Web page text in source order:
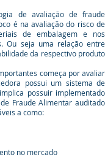
de avaliação de fraude
é na avaliação do risco de
de embalagem e nos
Ou seja uma relação entre
da respectivo produto
começa por avaliar
possui um sistema de
possuir implementado
Fraude Alimentar auditado
a como:
no mercado